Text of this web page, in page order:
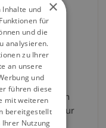
Helmut Ertl
verbindet
noch nicht
Länderküchen
Tour
×
Inhalte und
für
und die
analysieren.
zu Ihrer
an unsere
und
führen diese
mit weiteren
bereitgestellt
Ihrer Nutzung